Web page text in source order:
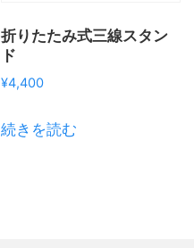
折りたたみ式三線スタン
ド
¥4,400
続きを読む